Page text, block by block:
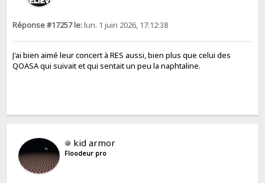
Réponse #17257 le:lun. 1 juin 2026, 17:12:38
J'ai bien aimé leur concert à RES aussi, bien plus que celui des
QOASA qui suivait et qui sentait un peu la naphtaline.
kid armor
Floodeur pro